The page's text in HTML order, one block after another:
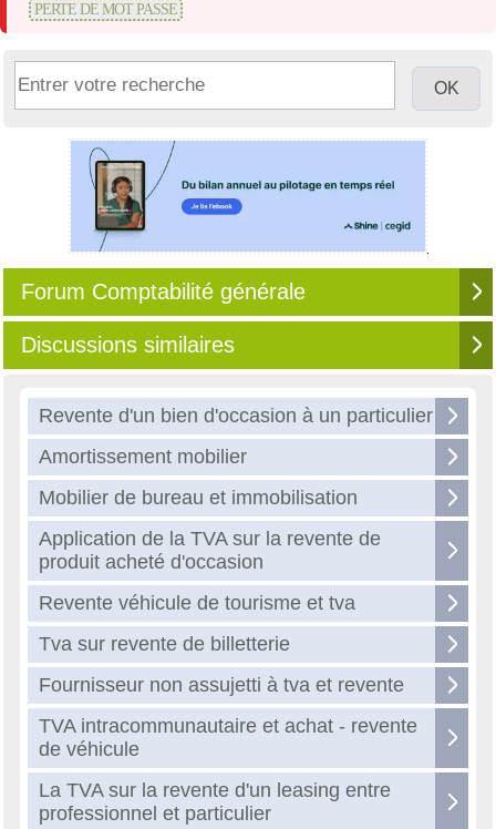
PERTE DE MOT PASSE
Forum Comptabilité générale
Discussions similaires
Revente d'un bien d'occasion à un particulier
Amortissement mobilier
Mobilier de bureau et immobilisation
Application de la TVA sur la revente de
produit acheté d'occasion
Revente véhicule de tourisme et tva
Tva sur revente de billetterie
Fournisseur non assujetti à tva et revente
TVA intracommunautaire et achat - revente
de véhicule
La TVA sur la revente d'un leasing entre
professionnel et particulier